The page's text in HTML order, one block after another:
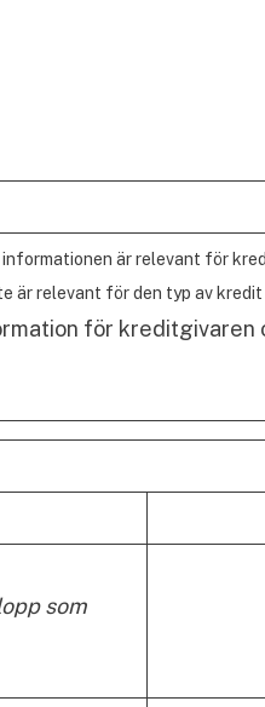
är relevant för
är relevant för den typ av kredit
för kreditgivaren
som